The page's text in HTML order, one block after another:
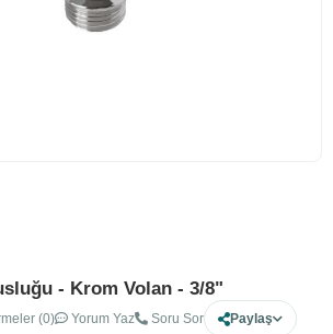
- Krom Volan - 3/8"
(0) Yorum Yaz Soru Sor Paylaş